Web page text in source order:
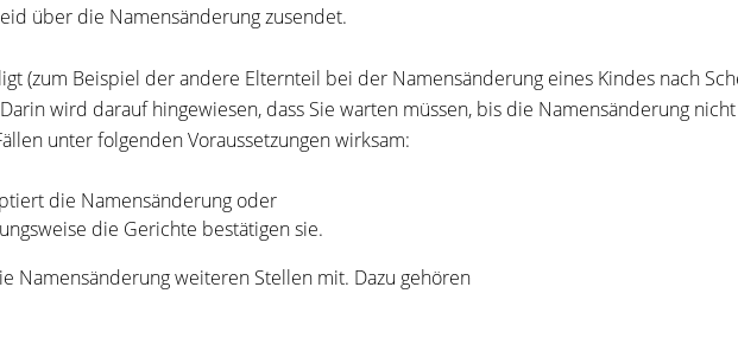
über die Namensänderung zusendet.
(zum Beispiel der andere Elternteil bei der Namensänderung eines Kindes nach
wird darauf hingewiesen, dass Sie warten müssen, bis die Namensänderung
unter folgenden Voraussetzungen wirksam:
die Namensänderung oder
die Gerichte bestätigen sie.
Namensänderung weiteren Stellen mit. Dazu gehören